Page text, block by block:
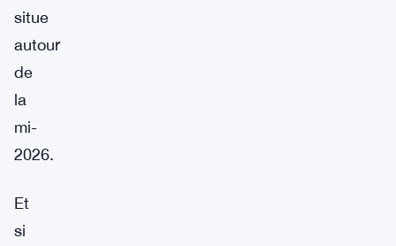
situe
autour
de
la
mi-
2026.
Et
si